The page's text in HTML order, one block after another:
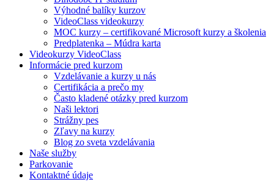
Výhodné balíky kurzov
VideoClass videokurzy
MOC kurzy – certifikované Microsoft kurzy a školenia
Predplatenka – Múdra karta
Videokurzy VideoClass
Informácie pred kurzom
Vzdelávanie a kurzy u nás
Certifikácia a prečo my
Často kladené otázky pred kurzom
Naši lektori
Strážny pes
Zľavy na kurzy
Blog zo sveta vzdelávania
Naše služby
Parkovanie
Kontaktné údaje